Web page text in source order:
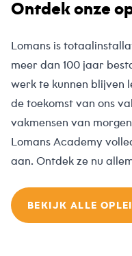
Ontdek onze
Lomans is
meer dan 100 jaar
werk te kunnen blijven
de toekomst van ons
vakmensen van
Lomans Academy
aan. Ontdek ze nu
BEKIJK ALLE